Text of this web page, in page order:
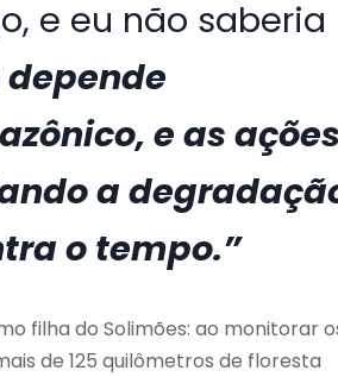
e eu não saberia
e as ações
a
o tempo.”
filha do Solimões: ao monitorar
de 125 quilômetros de floresta